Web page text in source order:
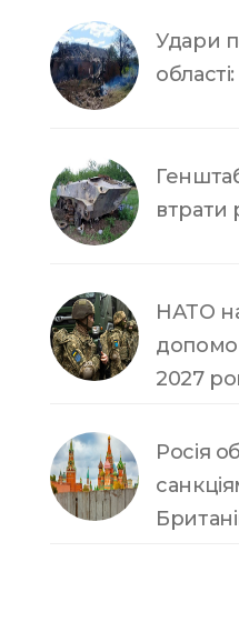
Удари
втрати
НАТО
2027
Росія